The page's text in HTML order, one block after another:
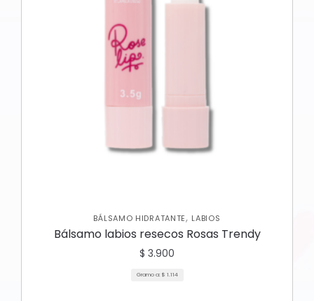
BÁLSAMO HIDRATANTE, LABIOS
Bálsamo labios resecos Rosas Trendy
$ 3.900
Gramo a: $ 1.114